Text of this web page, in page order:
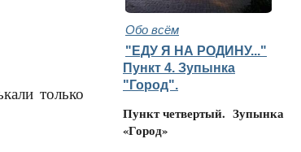
только
Обо всём
"ЕДУ Я НА РОДИНУ..."
Пункт 4. Зупынка
"Город".
Пункт четвертый. Зупынка
«Город»